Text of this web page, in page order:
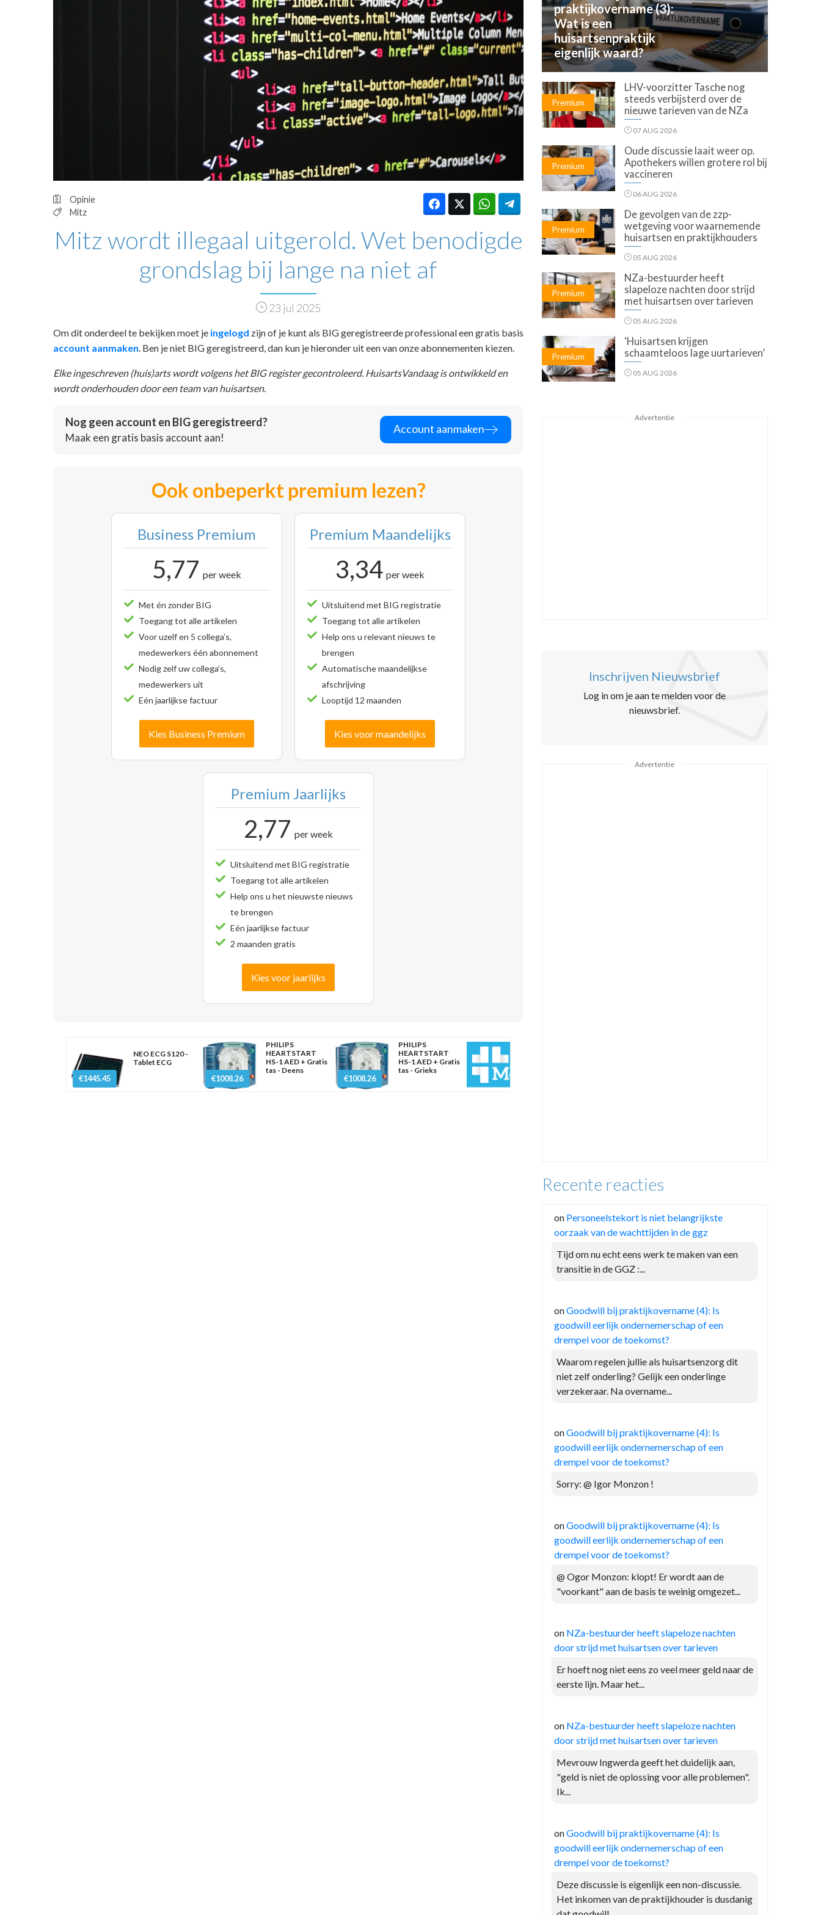
OPINIE
HUISARTSENPOST
PRAKTIJKZAKEN
TARIEVEN
VPHUISARTSEN
MEDISCHE VAKHANDEL
REGISTRATIE
Opinie
Mitz
Mitz wordt illegaal uitgerold. Wet benodigde
grondslag bij lange na niet af
23 jul 2025
Om dit onderdeel te bekijken moet je ingelogd zijn of je kunt als BIG geregistreerde professional een gratis basis
account aanmaken . Ben je niet BIG geregistreerd, dan kun je hieronder uit een van onze abonnementen kiezen.
Elke ingeschreven (huis)arts wordt volgens het BIG register gecontroleerd. HuisartsVandaag is ontwikkeld en
wordt onderhouden door een team van huisartsen.
Nog geen account en BIG geregistreerd?
Maak een gratis basis account aan!
Account aanmaken
Ook onbeperkt premium lezen?
Business Premium
5,77 per week
Met én zonder BIG
Toegang tot alle artikelen
Voor uzelf en 5 collega’s,
medewerkers één abonnement
Nodig zelf uw collega’s,
medewerkers uit
Eén jaarlijkse factuur
Kies Business Premium
Premium Maandelijks
3,34 per week
Uitsluitend met BIG registratie
Toegang tot alle artikelen
Help ons u relevant nieuws te
brengen
Automatische maandelijkse
afschrijving
Looptijd 12 maanden
Kies voor maandelijks
Premium Jaarlijks
2,77 per week
Uitsluitend met BIG registratie
Toegang tot alle artikelen
Help ons u het nieuwste nieuws
te brengen
Eén jaarlijkse factuur
2 maanden gratis
Kies voor jaarlijks
€1445.45
NEO ECG S120 -
Tablet ECG
€1008.26
PHILIPS
HEARTSTART
HS-1 AED + Gratis
tas - Deens
€1008.26
PHILIPS
HEARTSTART
HS-1 AED + Gratis
tas - Grieks
praktijkovername (3):
Wat is een
huisartsenpraktijk
eigenlijk waard?
Premium
LHV-voorzitter Tasche nog
steeds verbijsterd over de
nieuwe tarieven van de NZa
07 AUG 2026
Premium
Oude discussie laait weer op.
Apothekers willen grotere rol bij
vaccineren
06 AUG 2026
Premium
De gevolgen van de zzp-
wetgeving voor waarnemende
huisartsen en praktijkhouders
05 AUG 2026
Premium
NZa-bestuurder heeft
slapeloze nachten door strijd
met huisartsen over tarieven
05 AUG 2026
Premium
‘Huisartsen krijgen
schaamteloos lage uurtarieven’
05 AUG 2026
Advertentie
Inschrijven Nieuwsbrief
Log in om je aan te melden voor de
nieuwsbrief.
Advertentie
Recente reacties
on Personeelstekort is niet belangrijkste
oorzaak van de wachttijden in de ggz
Tijd om nu echt eens werk te maken van een
transitie in de GGZ :...
onGoodwill bij praktijkovername (4): Is
goodwill eerlijk ondernemerschap of een
drempel voor de toekomst?
Waarom regelen jullie als huisartsenzorg dit
niet zelf onderling? Gelijk een onderlinge
verzekeraar. Na overname...
onGoodwill bij praktijkovername (4): Is
goodwill eerlijk ondernemerschap of een
drempel voor de toekomst?
Sorry: @ Igor Monzon !
onGoodwill bij praktijkovername (4): Is
goodwill eerlijk ondernemerschap of een
drempel voor de toekomst?
@ Ogor Monzon: klopt! Er wordt aan de
"voorkant" aan de basis te weinig omgezet...
on NZa-bestuurder heeft slapeloze nachten
door strijd met huisartsen over tarieven
Er hoeft nog niet eens zo veel meer geld naar de
eerste lijn. Maar het...
on NZa-bestuurder heeft slapeloze nachten
door strijd met huisartsen over tarieven
Mevrouw Ingwerda geeft het duidelijk aan,
"geld is niet de oplossing voor alle problemen".
Ik...
onGoodwill bij praktijkovername (4): Is
goodwill eerlijk ondernemerschap of een
drempel voor de toekomst?
Deze discussie is eigenlijk een non-discussie.
Het inkomen van de praktijkhouder is dusdanig